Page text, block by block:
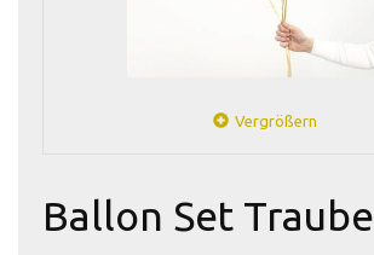
Vergrößern
Ballon Set Traube